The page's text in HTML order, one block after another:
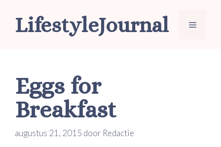
LifestyleJournal Menu
Eggs for
Breakfast
augustus 21, 2015 door Redactie